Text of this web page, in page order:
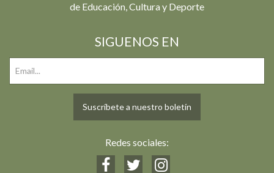
de Educación, Cultura y Deporte
SIGUENOS EN
Suscríbete a nuestro boletín
Redes sociales: